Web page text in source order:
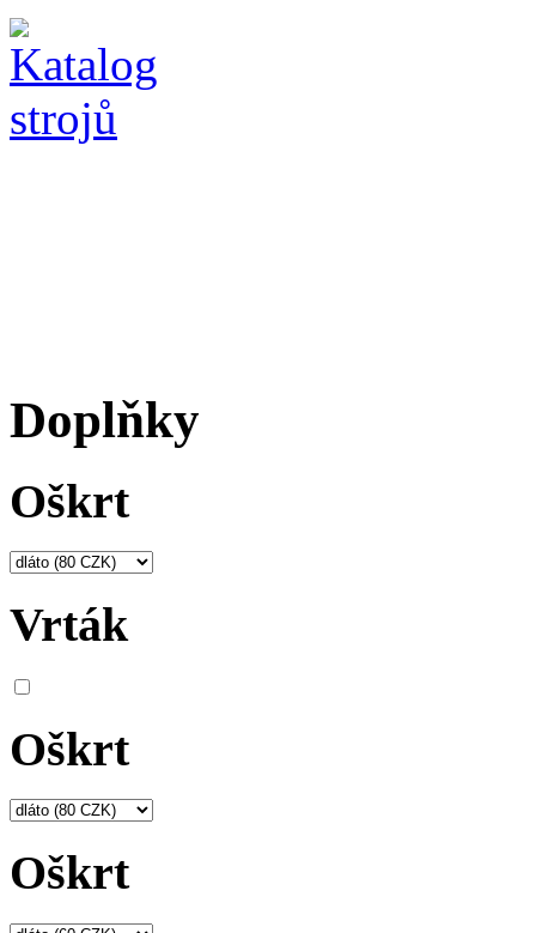
Doplňky
Oškrt
Vrták
Oškrt
Oškrt